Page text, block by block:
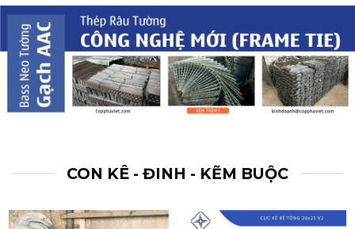
CON KÊ - ĐINH - KẼM BUỘC